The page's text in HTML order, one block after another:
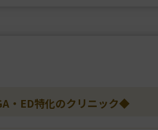
・ED特化のクリニック◆